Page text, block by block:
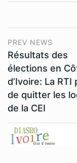
PREV NEWS
Résultats des
élections en
d’Ivoire: La RTI
de quitter les
de la CEI